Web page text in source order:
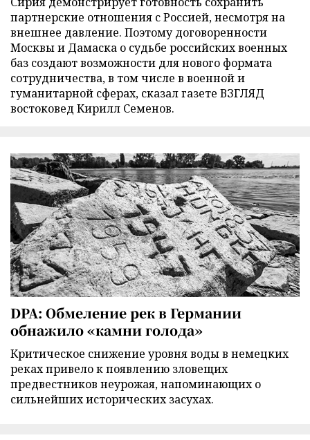
партнерские отношения с Россией, несмотря на
внешнее давление. Поэтому договоренности
Москвы и Дамаска о судьбе российских военных
баз создают возможности для нового формата
сотрудничества, в том числе в военной и
гуманитарной сферах, сказал газете ВЗГЛЯД
востоковед Кирилл Семенов.
DPA: Обмеление рек в Германии
обнажило «камни голода»
Критическое снижение уровня воды в немецких
реках привело к появлению зловещих
предвестников неурожая, напоминающих о
сильнейших исторических засухах.